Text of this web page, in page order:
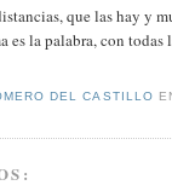
que las hay y
es la palabra, con todas
DEL CASTILLO